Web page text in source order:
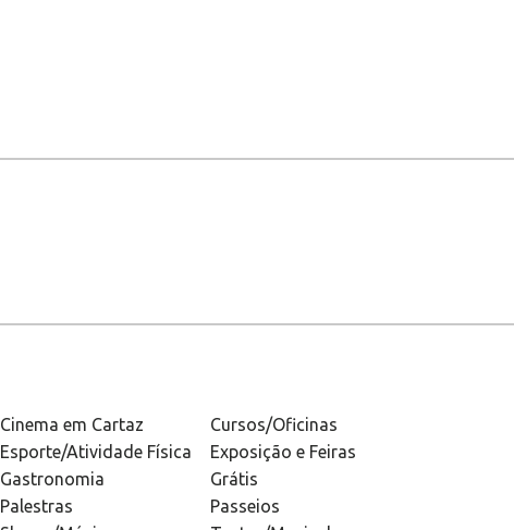
Cinema em Cartaz
Cursos/Oficinas
Esporte/Atividade Física
Exposição e Feiras
Gastronomia
Grátis
Palestras
Passeios